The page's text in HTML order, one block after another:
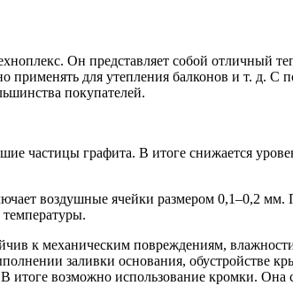
Он представляет собой отличный
применять для утепления балконов и т. д.
покупателей.
частицы графита. В итоге снижается
воздушные ячейки размером 0,1–0,2
к механическим повреждениям,
заливки основания, обустройстве
возможно использование кромки. Она